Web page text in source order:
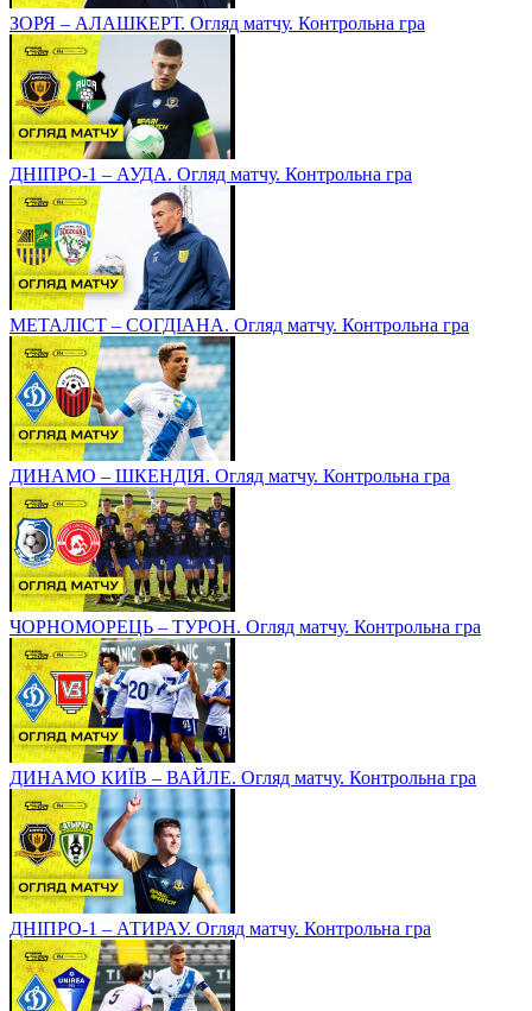
ЗОРЯ – АЛАШКЕРТ. Огляд матчу. Контрольна гра
ДНІПРО-1 – АУДА. Огляд матчу. Контрольна гра
МЕТАЛІСТ – СОГДІАНА. Огляд матчу. Контрольна гра
ДИНАМО – ШКЕНДІЯ. Огляд матчу. Контрольна гра
ЧОРНОМОРЕЦЬ – ТУРОН. Огляд матчу. Контрольна гра
ДИНАМО КИЇВ – ВАЙЛЕ. Огляд матчу. Контрольна гра
ДНІПРО-1 – АТИРАУ. Огляд матчу. Контрольна гра